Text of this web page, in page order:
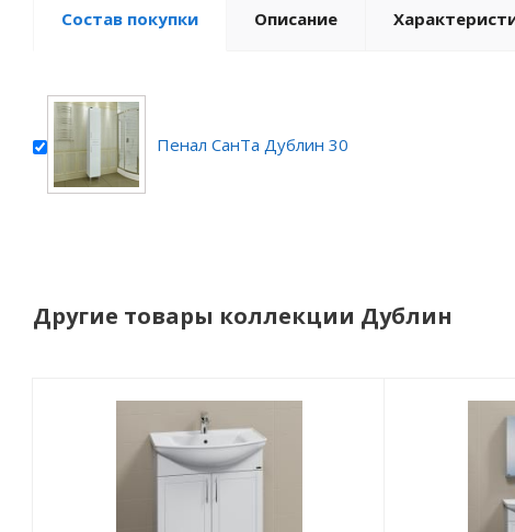
Состав покупки Описание
Пенал СанТа Дублин 30
Другие товары коллекции Дублин